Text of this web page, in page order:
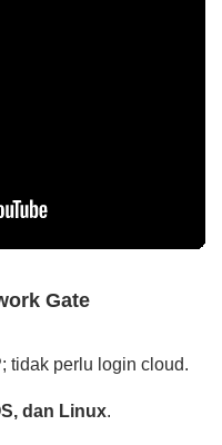
Gate
tidak perlu login cloud.
dan Linux.